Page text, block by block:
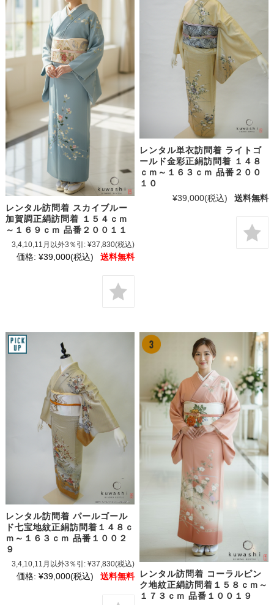
レンタル訪問着 スカイブルー
加賀調正絹訪問着 １５４ｃｍ
～１６９ｃｍ 品番２００１１
3,4,10,11月以外3％引: ¥37,830(税込)
価格: ¥39,000(税込) 送料無料
レンタル単衣訪問着 ライトゴ
ールド金彩正絹訪問着 １４８
ｃｍ～１６３ｃｍ 品番２００
１０
¥39,000(税込) 送料無料
レンタル訪問着 パールゴール
ド七宝地紋正絹訪問着１４８ｃ
ｍ～１６３ｃｍ 品番１００２
９
3,4,10,11月以外3％引: ¥37,830(税込)
価格: ¥39,000(税込) 送料無料
レンタル訪問着 コーラルピン
ク地紋正絹訪問着１５８ｃｍ～
１７３ｃｍ 品番１００１９